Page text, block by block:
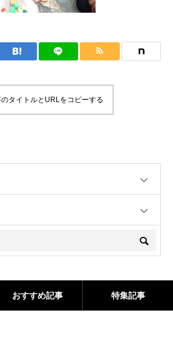
タイトルとURLをコピーする
おすすめ記事 特集記事